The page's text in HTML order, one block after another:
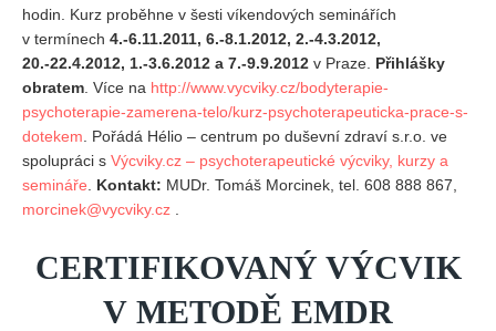
Vydání 1/ 2021
Vydání 3-4/ 2020
Vydání 1-2/ 2020
Vydání 3-4/ 2019
Vydání 1-2/ 2019
Vydání 4/2018
Vydání 1-2018
Vydání 4-2017
hodin. Kurz proběhne v šesti víkendových seminářích
v termínech 4.-6.11.2011, 6.-8.1.2012, 2.-4.3.2012,
20.-22.4.2012, 1.-3.6.2012 a 7.-9.9.2012 v Praze. Přihlášky
obratem . Více na http://www.vycviky.cz/bodyterapie-
psychoterapie-zamerena-telo/kurz-psychoterapeuticka-prace-s-
dotekem . Pořádá Hélio – centrum po duševní zdraví s.r.o. ve
spolupráci s Výcviky.cz – psychoterapeutické výcviky, kurzy a
semináře
Kontakt: MUDr. Tomáš Morcinek, tel. 608 888 867,
morcinek@vycviky.cz
CERTIFIKOVANÝ VÝCVIK
V METODĚ EMDR